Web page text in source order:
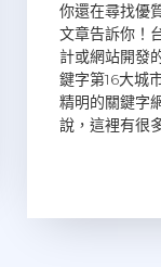
你還在尋找優
文章告訴你！
計或網站開發
鍵字第16大城
精明的關鍵字
說，這裡有很